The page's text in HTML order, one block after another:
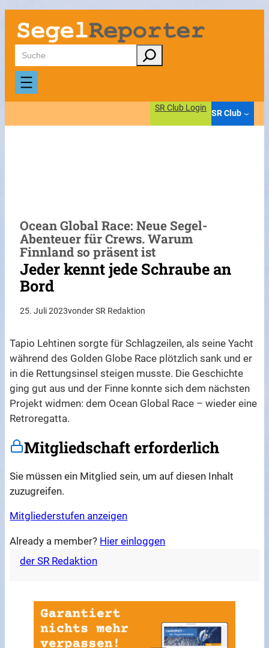
Zum
Inhalt
springen
Suchen
SR Club Login
SR Club
Ocean Global Race: Neue Segel-
Abenteuer für Crews. Warum
Finnland so präsent ist
Jeder kennt jede Schraube an
Bord
25. Juli 2023vonder SR Redaktion
Tapio Lehtinen sorgte für Schlagzeilen, als seine Yacht
während des Golden Globe Race plötzlich sank und er
in die Rettungsinsel steigen musste. Die Geschichte
ging gut aus und der Finne konnte sich dem nächsten
Projekt widmen: dem Ocean Global Race – wieder eine
Retroregatta.
Mitgliedschaft erforderlich
Sie müssen ein Mitglied sein, um auf diesen Inhalt
zuzugreifen.
Mitgliederstufen anzeigen
Already a member? Hier einloggen
der SR Redaktion